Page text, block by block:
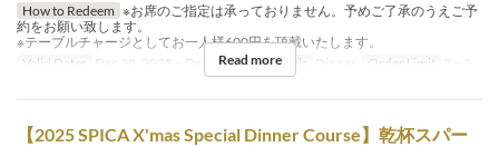
How to Redeem ※お席のご指定は承っておりません。予めご了承のうえご予
約をお願い致します。
※テーブルチャージとしてお一人様600円を頂戴いたします。
Valid Dates
Dec 20, 2025 ~ Dec 25, 2025 Meals Dinner Order Limit 2 ~ 2
Read more
【2025 SPICA X'mas Special Dinner Course】乾杯スパー